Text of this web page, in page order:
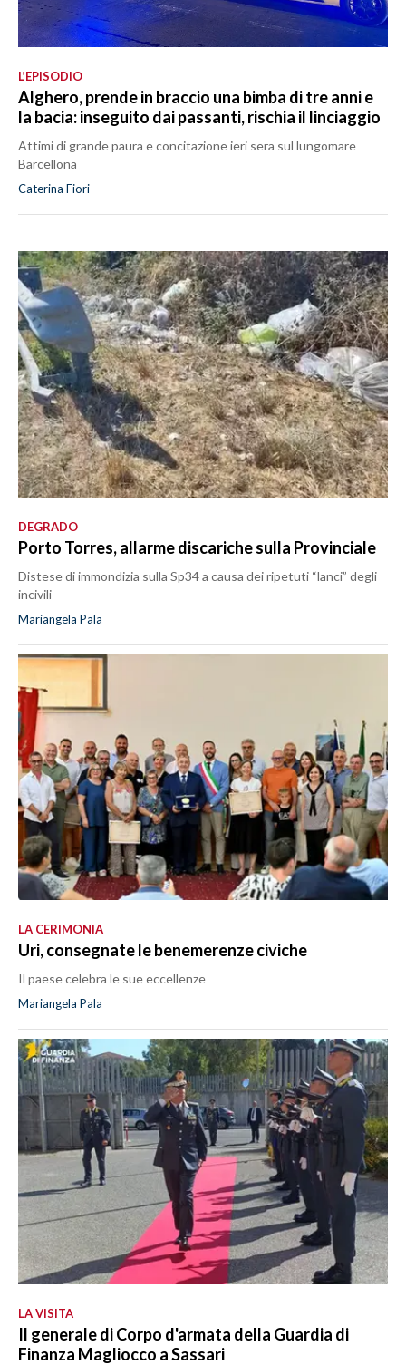
L’EPISODIO
Alghero, prende in braccio una bimba di tre anni e
la bacia: inseguito dai passanti, rischia il linciaggio
Attimi di grande paura e concitazione ieri sera sul lungomare
Barcellona
Caterina Fiori
DEGRADO
Porto Torres, allarme discariche sulla Provinciale
Distese di immondizia sulla Sp34 a causa dei ripetuti “lanci” degli
incivili
Mariangela Pala
LA CERIMONIA
Uri, consegnate le benemerenze civiche
Il paese celebra le sue eccellenze
Mariangela Pala
LA VISITA
Il generale di Corpo d'armata della Guardia di
Finanza Magliocco a Sassari